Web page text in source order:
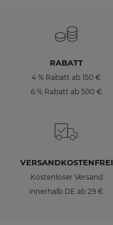
RABATT
4 % Rabatt ab 150 €
6 % Rabatt ab 500 €
VERSANDKOSTENFREI
Kostenloser Versand
innerhalb DE ab 29 €